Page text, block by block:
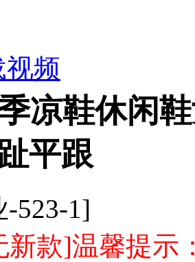
频
凉鞋休闲
平跟
523-1]
新款]温馨提示